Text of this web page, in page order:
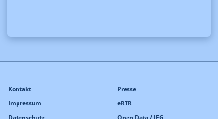
Kontakt
Impressum
Datenschutz
Presse
eRTR
Open Data / IFG